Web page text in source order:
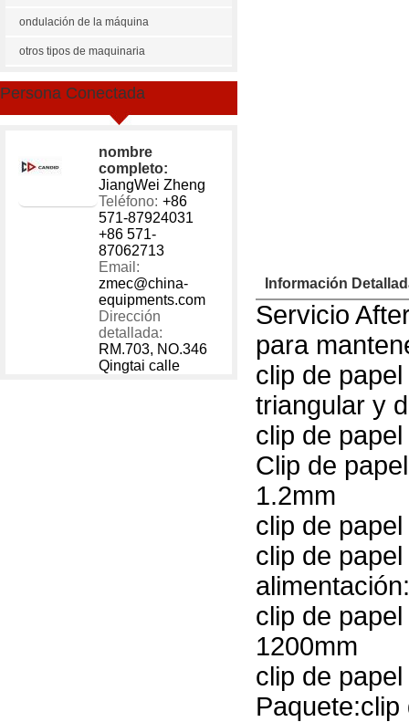
máquina
ondulación de la máquina
otros tipos de maquinaria
Persona Conectada
nombre
completo:
JiangWei Zheng
Teléfono: +86
571-87924031
+86 571-
87062713
Email:
zmec@china-
equipments.com
Dirección
detallada:
RM.703, NO.346
Qingtai calle
Información
Servicio
para
clip de
triangular y
clip de
Clip de
1.2mm
clip de
clip de
clip de
1200mm
clip de